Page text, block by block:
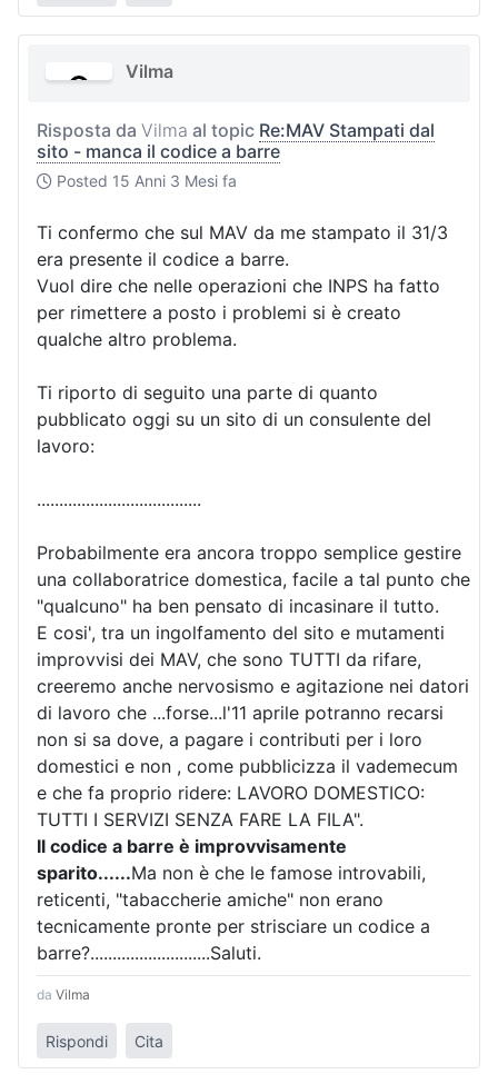
Vilma
Risposta da Vilma al topic Re:MAV Stampati dal
sito - manca il codice a barre
Posted 15 Anni 3 Mesi fa
Ti confermo che sul MAV da me stampato il 31/3
era presente il codice a barre.
Vuol dire che nelle operazioni che INPS ha fatto
per rimettere a posto i problemi si è creato
qualche altro problema.
Ti riporto di seguito una parte di quanto
pubblicato oggi su un sito di un consulente del
lavoro:
.....................................
Probabilmente era ancora troppo semplice gestire
una collaboratrice domestica, facile a tal punto che
"qualcuno" ha ben pensato di incasinare il tutto.
E cosi', tra un ingolfamento del sito e mutamenti
improvvisi dei MAV, che sono TUTTI da rifare,
creeremo anche nervosismo e agitazione nei datori
di lavoro che ...forse...l'11 aprile potranno recarsi
non si sa dove, a pagare i contributi per i loro
domestici e non , come pubblicizza il vademecum
e che fa proprio ridere: LAVORO DOMESTICO:
TUTTI I SERVIZI SENZA FARE LA FILA".
Il codice a barre è improvvisamente
sparito......Ma non è che le famose introvabili,
reticenti, "tabaccherie amiche" non erano
tecnicamente pronte per strisciare un codice a
barre?...........................Saluti.
da Vilma
Rispondi Cita